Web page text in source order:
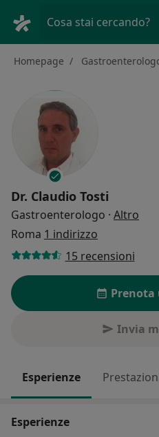
Cosa stai cercando?
Homepage
Dr. Claudio Tosti
Gastroenterologo · Altro
Roma 1 indirizzo
15 recensioni
Prenota
Invia
Esperienze
Esperienze